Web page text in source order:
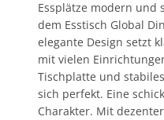
Essplätze modern und
dem Esstisch Global
elegante Design setzt
mit vielen
Tischplatte und
sich perfekt. Eine
Charakter. Mit